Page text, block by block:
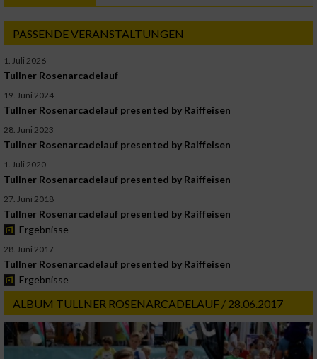
PASSENDE VERANSTALTUNGEN
1. Juli 2026
Tullner Rosenarcadelauf
19. Juni 2024
Tullner Rosenarcadelauf presented by Raiffeisen
28. Juni 2023
Tullner Rosenarcadelauf presented by Raiffeisen
1. Juli 2020
Tullner Rosenarcadelauf presented by Raiffeisen
27. Juni 2018
Tullner Rosenarcadelauf presented by Raiffeisen
Ergebnisse
28. Juni 2017
Tullner Rosenarcadelauf presented by Raiffeisen
Ergebnisse
ALBUM TULLNER ROSENARCADELAUF / 28.06.2017